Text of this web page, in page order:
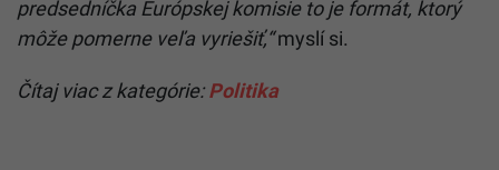
predsedníčka Európskej komisie to je formát, ktorý
môže pomerne veľa vyriešiť,“myslí si.
Čítaj viac z kategórie:Politika